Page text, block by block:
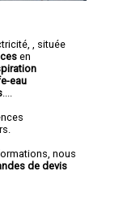
, située
en
eau
nous
de devis